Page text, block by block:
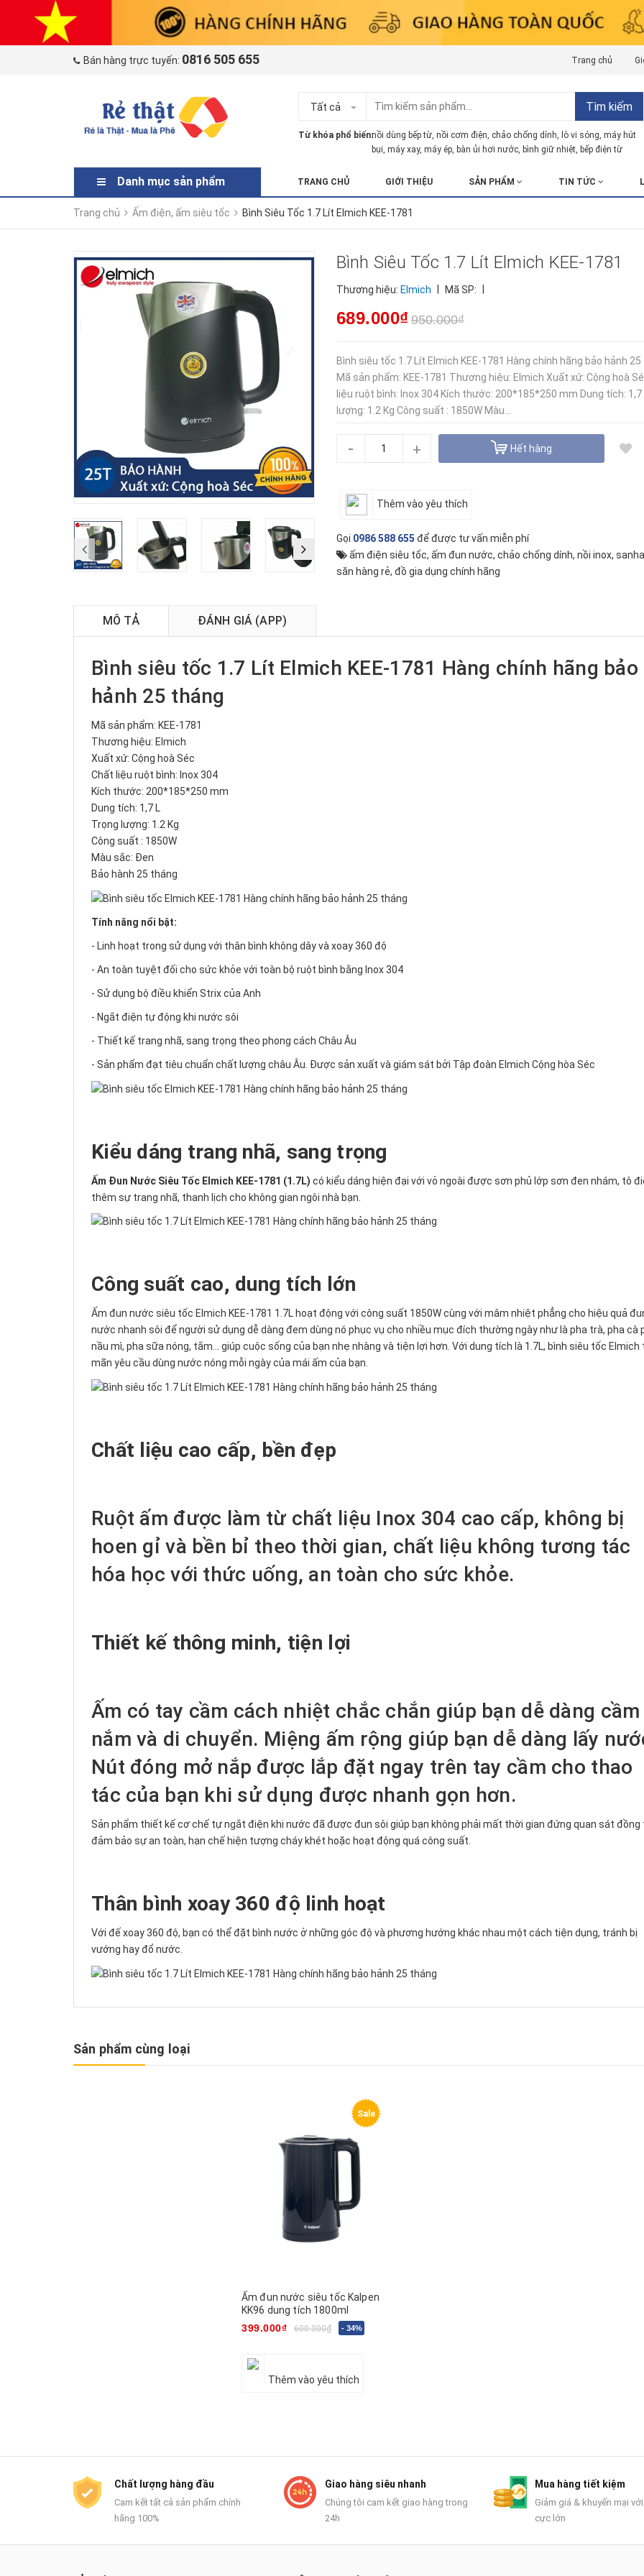
Bán hàng trực tuyến: 0816 505 655 Trang chủ
Tất cả Tìm kiếm
Từ khóa phổ biến:nồi dùng bếp từ, nồi cơm điện, chảo chống dính, lò vi sóng, máy hút
bụi, máy xay, máy ép, bàn ủi hơi nước, bình giữ nhiệt, bếp điện từ
Danh mục sản phẩm TRANG CHỦ GIỚI THIỆU SẢN PHẨM TIN TỨC
Trang chủ Ấm điện, ấm siêu tốc Bình Siêu Tốc 1.7 Lít Elmich KEE-1781
Bình Siêu Tốc 1.7 Lít Elmich KEE-1781
Thương hiệu: Elmich Mã SP:
689.000₫950.000₫
Bình siêu tốc 1.7 Lít Elmich KEE-1781 Hàng chính hãng bảo hảnh
Mã sản phẩm: KEE-1781 Thương hiệu: Elmich Xuất xứ: Cộng hoà
liệu ruột bình: Inox 304 Kích thước: 200*185*250 mm Dung tích: 1,7
lượng: 1.2 Kg Công suất : 1850W Màu...
- + Hết hàng
Thêm vào yêu thích
Gọi 0986 588 655 để được tư vấn miễn phí
ấm điện siêu tốc, ấm đun nước, chảo chống dính, nồi inox,
săn hàng rẻ, đồ gia dụng chính hãng
MÔ TẢ ĐÁNH GIÁ (APP)
Bình siêu tốc 1.7 Lít Elmich KEE-1781 Hàng chính hãng bảo
hảnh 25 tháng
Mã sản phẩm: KEE-1781
Thương hiệu: Elmich
Xuất xứ: Cộng hoà Séc
Chất liệu ruột bình: Inox 304
Kích thước: 200*185*250 mm
Dung tích: 1,7 L
Trọng lượng: 1.2 Kg
Công suất : 1850W
Màu sắc: Đen
Bảo hành 25 tháng
Tính năng nổi bật:
- Linh hoạt trong sử dụng với thân bình không dây và xoay 360 độ
- An toàn tuyệt đối cho sức khỏe với toàn bộ ruột bình bằng Inox 304
- Sử dụng bộ điều khiển Strix của Anh
- Ngắt điện tự động khi nước sôi
- Thiết kế trang nhã, sang trọng theo phong cách Châu Âu
- Sản phẩm đạt tiêu chuẩn chất lượng châu Âu. Được sản xuất và giám sát bởi Tập đoàn Elmich Cộng hòa Séc
Kiểu dáng trang nhã, sang trọng
Ấm Đun Nước Siêu Tốc Elmich KEE-1781 (1.7L) có kiểu dáng hiện đại với vỏ ngoài được sơn phủ lớp sơn đen nhám, tô
thêm sự trang nhã, thanh lịch cho không gian ngôi nhà bạn.
Công suất cao, dung tích lớn
Ấm đun nước siêu tốc Elmich KEE-1781 1.7L hoạt động với công suất 1850W cùng với mâm nhiệt phẳng cho hiệu quả
nước nhanh sôi để người sử dụng dễ dàng đem dùng nó phục vụ cho nhiều mục đích thường ngày như là pha trà, pha cà
nầu mì, pha sữa nóng, tắm... giúp cuộc sống của bạn nhẹ nhàng và tiện lợi hơn. Với dung tích là 1.7L, bình siêu tốc Elmich
mãn yêu cầu dùng nước nóng mỗi ngày của mái ấm của bạn.
Chất liệu cao cấp, bền đẹp
Ruột ấm được làm từ chất liệu Inox 304 cao cấp, không bị
hoen gỉ và bền bỉ theo thời gian, chất liệu không tương tác
hóa học với thức uống, an toàn cho sức khỏe.
Thiết kế thông minh, tiện lợi
Ấm có tay cầm cách nhiệt chắc chắn giúp bạn dễ dàng cầm
nắm và di chuyển. Miệng ấm rộng giúp bạn dễ dàng lấy
Nút đóng mở nắp được lắp đặt ngay trên tay cầm cho thao
tác của bạn khi sử dụng được nhanh gọn hơn.
Sản phẩm thiết kế cơ chế tự ngắt điện khi nước đã được đun sôi giúp bạn không phải mất thời gian đứng quan sát đồng
đảm bảo sự an toàn, hạn chế hiện tượng cháy khét hoặc hoạt động quá công suất.
Thân bình xoay 360 độ linh hoạt
Với đế xoay 360 độ, bạn có thể đặt bình nước ở những góc độ và phương hướng khác nhau một cách tiện dụng, tránh bị
vướng hay đổ nước.
Sản phẩm cùng loại
Sale
Ấm đun nước siêu tốc Kalpen
KK96 dung tích 1800ml
399.000₫
600.000₫ - 34%
Thêm vào yêu thích
Chất lượng hàng đầu
Cam kết tất cả sản phẩm chính
hãng 100%
Giao hàng siêu nhanh
Chúng tôi cam kết giao hàng trong
24h
Mua hàng tiết kiệm
Giảm giá & khuyến mại
cực lớn